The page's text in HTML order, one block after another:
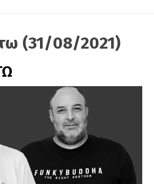
(31/08/2021)